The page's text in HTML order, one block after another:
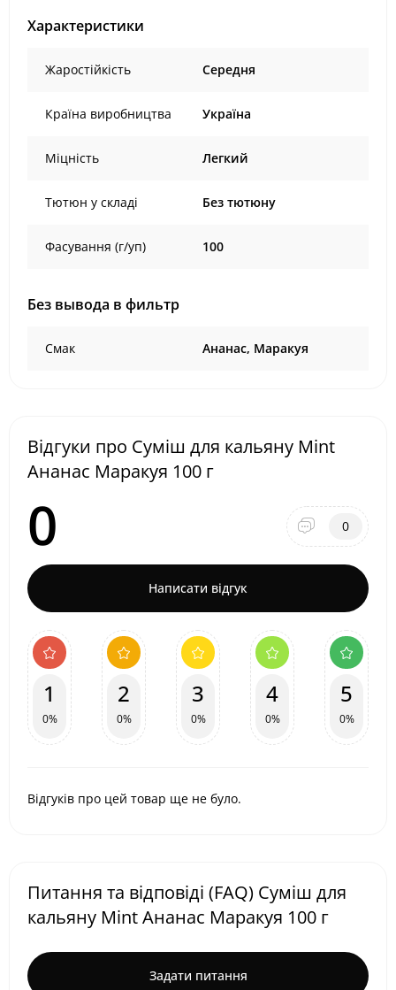
Характеристики
Жаростійкість Середня
Країна виробництва Україна
Міцність Легкий
Тютюн у складі Без тютюну
Фасування (г/уп) 100
Без вывода в фильтр
Смак Ананас, Маракуя
Відгуки про Суміш для кальяну Mint
Ананас Маракуя 100 г
0 0
Написати відгук
1
0%
2
0%
3
0%
4
0%
5
0%
Відгуків про цей товар ще не було.
Питання та відповіді (FAQ) Суміш для
кальяну Mint Ананас Маракуя 100 г
Задати питання